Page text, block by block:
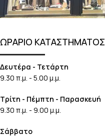
ΩΡΑΡΙΟ ΚΑΤΑΣΤΗΜΑΤΟΣ
Δευτέρα - Τετάρτη
9.30 π.μ. - 5.00 μ.μ.
Τρίτη - Πέμπτη - Παρασκευή
9.30 π.μ. - 9.00 μ.μ.
Σάββατο